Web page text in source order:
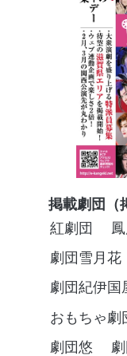
掲載劇団（
紅劇団
劇団雪月花
劇団紀伊国
おもちゃ劇
劇団悠